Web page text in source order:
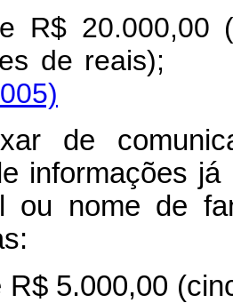
R$ 20.000,00
de
de
informações
ou nome de
R$ 5.000,00